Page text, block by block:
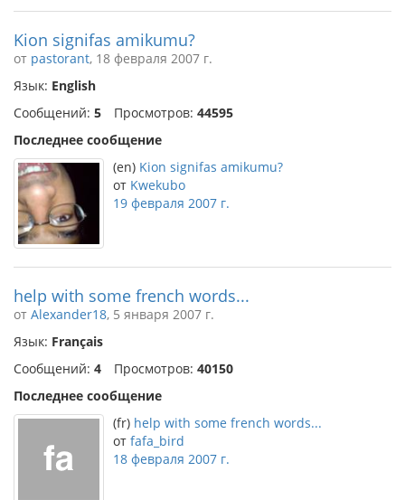
Kion signifas amikumu?
от pastorant, 18 февраля 2007 г.
Язык: English
Сообщений: 5 Просмотров: 44595
Последнее сообщение
(en) Kion signifas amikumu?
от Kwekubo
19 февраля 2007 г.
help with some french words...
от Alexander18, 5 января 2007 г.
Язык: Français
Сообщений: 4 Просмотров: 40150
Последнее сообщение
(fr) help with some french words...
от fafa_bird
18 февраля 2007 г.